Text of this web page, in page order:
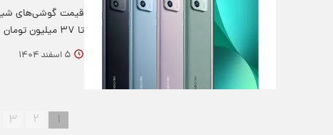
تا ۳۷ میلیون تومان برای مدل‌های…
۵ اسفند ۱۴۰۴
۱ ۲ ۳